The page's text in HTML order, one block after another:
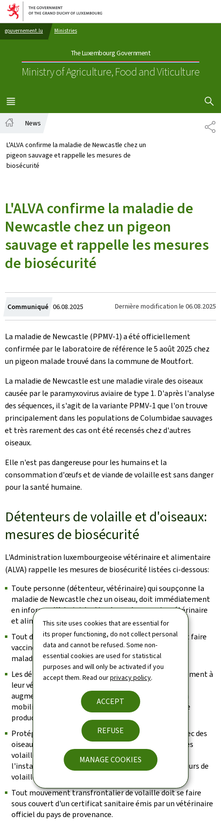
This site uses cookies that are essential for
its proper functioning, do not collect personal
data and cannot be refused. Some non-
essential cookies are used for statistical
purposes and will only be activated if you
accept them. Read ourprivacy policy.
ACCEPT
REFUSE
MANAGE COOKIES
Go to main navigation
Go to content
gouvernement.lu Ministries
The Luxembourg Government
Ministry of Agriculture, Food and Viticulture
MENU
MAIN
SHOW
News
L'ALVA confirme la maladie de Newcastle chez un
pigeon sauvage et rappelle les mesures de
biosécurité
L'ALVA confirme la maladie de
Newcastle chez un pigeon
sauvage et rappelle les mesures
de biosécurité
Communiqué Created
on
06.08.2025 Dernière modification le 06.08.2025
La maladie de Newcastle (PPMV-1) a été officiellement
confirmée par le laboratoire de référence le 5 août 2025 chez
un pigeon malade trouvé dans la commune de Moutfort.
La maladie de Newcastle est une maladie virale des oiseaux
causée par le paramyxovirus aviaire de type 1. D'après l'analyse
des séquences, il s'agit de la variante PPMV-1 que l'on trouve
principalement dans les populations de Columbidae sauvages
et très rarement des cas ont été recensés chez d'autres
oiseaux.
Elle n'est pas dangereuse pour les humains et la
consommation d'œufs et de viande de volaille est sans danger
pour la santé humaine.
Détenteurs de volaille et d'oiseaux:
mesures de biosécurité
L'Administration luxembourgeoise vétérinaire et alimentaire
(ALVA) rappelle les mesures de biosécurité listées ci-dessous:
Toute personne (détenteur, vétérinaire) qui soupçonne la
maladie de Newcastle chez un oiseau, doit immédiatement
en informer l'Administration luxembourgeoise vétérinaire
et alimentaire (ALVA).
Tout détenteur de volaille, commercial et loisir, peut faire
vacciner ses animaux contre l'agent pathogène de la
maladie de Newcastle.
Les détenteurs d'oiseaux doivent signaler immédiatement à
leur vétérinaire toute anomalie (entre autres,
augmentation du taux de mortalité, diminution de la
mobilité, modifications significatives des données de
production, troubles neurologiques).
Protégez vos oiseaux du contact direct et indirect avec des
oiseaux sauvages: L'abreuvement et le nourrissage des
volailles devrait idéalement se faire à l'intérieur,
l'installation de filets au-dessus des parcours extérieurs de
volailles est recommandé.
Tout mouvement transfrontalier de volaille doit se faire
sous couvert d'un certificat sanitaire émis par un vétérinaire
officiel du pays de provenance.